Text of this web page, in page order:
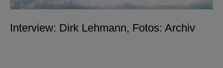
Interview: Dirk Lehmann, Fotos: Archiv